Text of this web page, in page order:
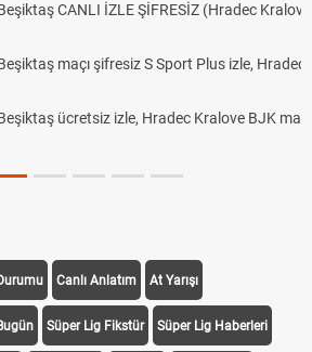
CANLI İZLE ŞİFRESİZ (Hradec Kralove
maçı şifresiz S Sport Plus izle, Hradec
ücretsiz izle, Hradec Kralove BJK maçı
Canlı Anlatım At Yarışı
Süper Lig Fikstür Süper Lig Haberleri